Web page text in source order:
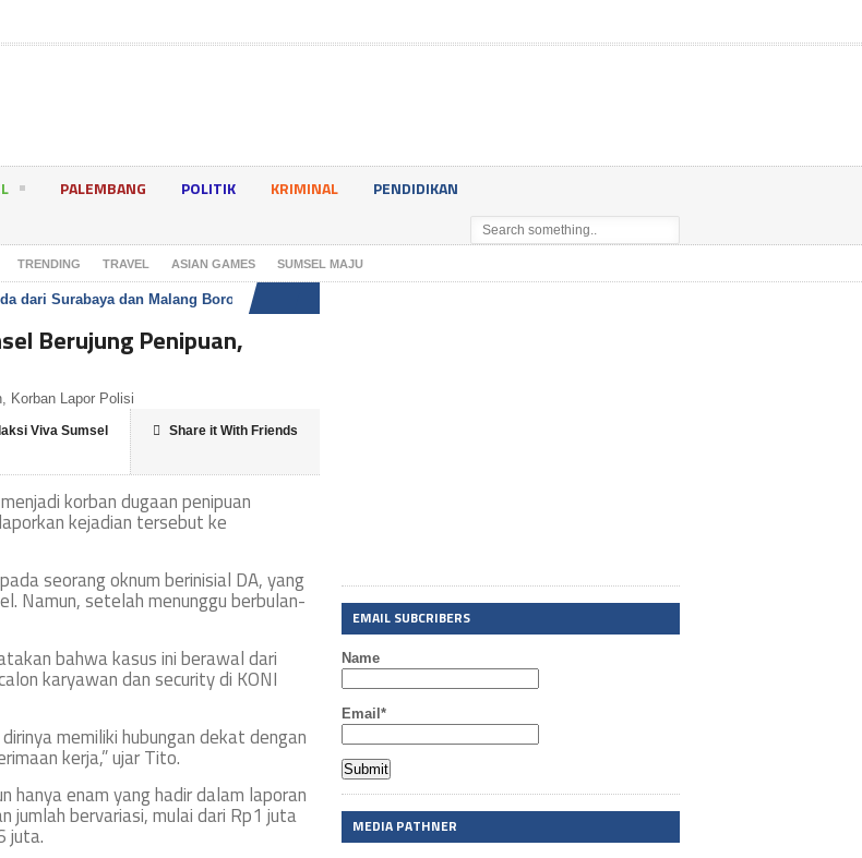
PALEMBANG POLITIK KRIMINAL PENDIDIKAN
TRENDING TRAVEL ASIAN GAMES SUMSEL MAJU
dari Surabaya dan Malang Borong Juara
Berujung Penipuan,
Share it With Friends
Viva Sumsel
korban dugaan penipuan
kejadian tersebut ke
seorang oknum berinisial DA, yang
Namun, setelah menunggu berbulan-
bahwa kasus ini berawal dari
karyawan dan security di KONI
memiliki hubungan dekat dengan
kerja,” ujar Tito.
hanya enam yang hadir dalam laporan
jumlah bervariasi, mulai dari Rp1 juta
juta.
EMAIL SUBCRIBERS
Name
Email*
MEDIA PATHNER